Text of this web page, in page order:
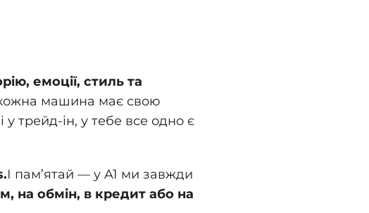
емоції, стиль та
машина має свою
трейд-ін, у тебе все одно є
І пам’ятай — у A1 ми завжди
на обмін, в кредит або на